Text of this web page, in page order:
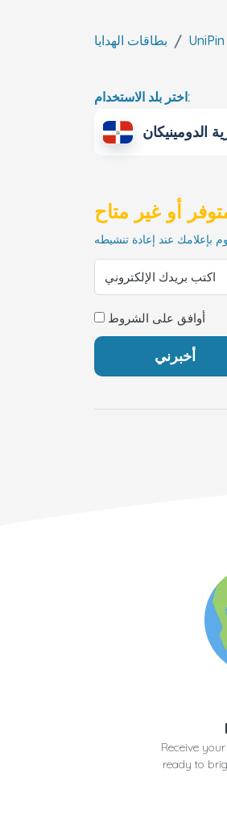
بطاقات الهدايا UniPin
اختر بلد الاستخدام:
الدومينيكان
أو غير متاح
أوافق على الشروط
Receive
ready to